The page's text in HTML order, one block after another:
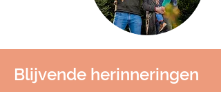
Blijvende herinneringen